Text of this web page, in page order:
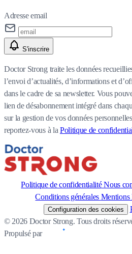
Adresse email
S'inscrire
Doctor Strong traite les données
l’envoi d’actualités, d’informations et
dans le cadre de sa newsletter. Vous
lien de désabonnement intégré dans
sur la gestion de vos données
reportez-vous à la Politique de
Politique de confidentialité Nous
Conditions générales Mentions
Configuration des cookies
© 2026 Doctor Strong. Tous droits
Propulsé par